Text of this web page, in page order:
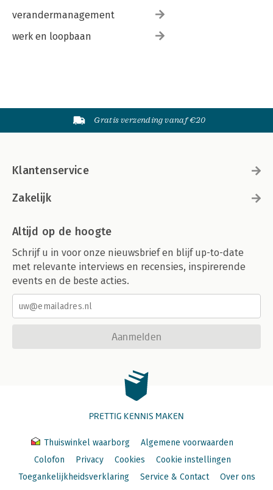
verandermanagement
werk en loopbaan
Gratis verzending vanaf €20
Klantenservice
Zakelijk
Altijd op de hoogte
Schrijf u in voor onze nieuwsbrief en blijf up-to-date
met relevante interviews en recensies, inspirerende
events en de beste acties.
Aanmelden
PRETTIG KENNIS MAKEN
Thuiswinkel waarborg
Algemene voorwaarden
Colofon
Privacy Cookies
Cookie instellingen
Toegankelijkheidsverklaring
Service & Contact Over ons